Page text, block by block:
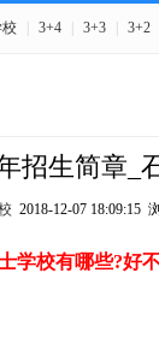
3+4 3+3 3+2
招生简章_
2018-12-07 18:09:15
学校有哪些?好